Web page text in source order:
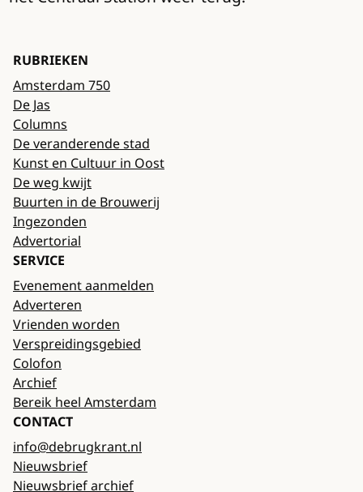
RUBRIEKEN
Amsterdam 750
De Jas
Columns
De veranderende stad
Kunst en Cultuur in Oost
De weg kwijt
Buurten in de Brouwerij
Ingezonden
Advertorial
SERVICE
Evenement aanmelden
Adverteren
Vrienden worden
Verspreidingsgebied
Colofon
Archief
Bereik heel Amsterdam
CONTACT
info@debrugkrant.nl
Nieuwsbrief
Nieuwsbrief archief